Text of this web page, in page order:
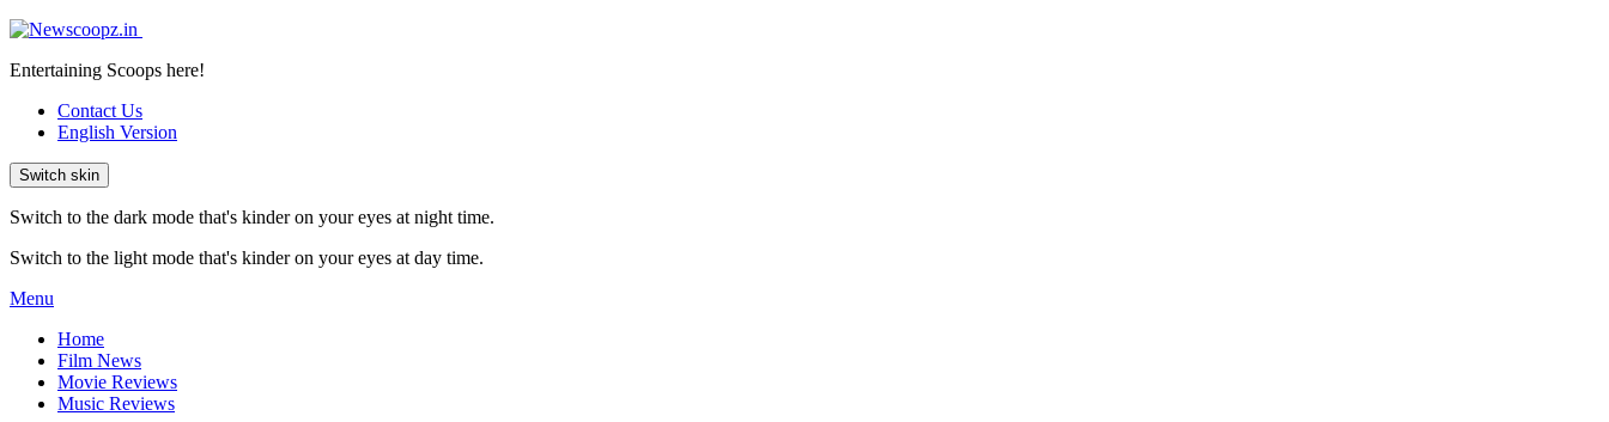
Entertaining Scoops here!
Contact Us
English Version
Switch skin
Switch to the dark mode that's kinder on your eyes at night time.
Switch to the light mode that's kinder on your eyes at day time.
Menu
Home
Film News
Movie Reviews
Music Reviews